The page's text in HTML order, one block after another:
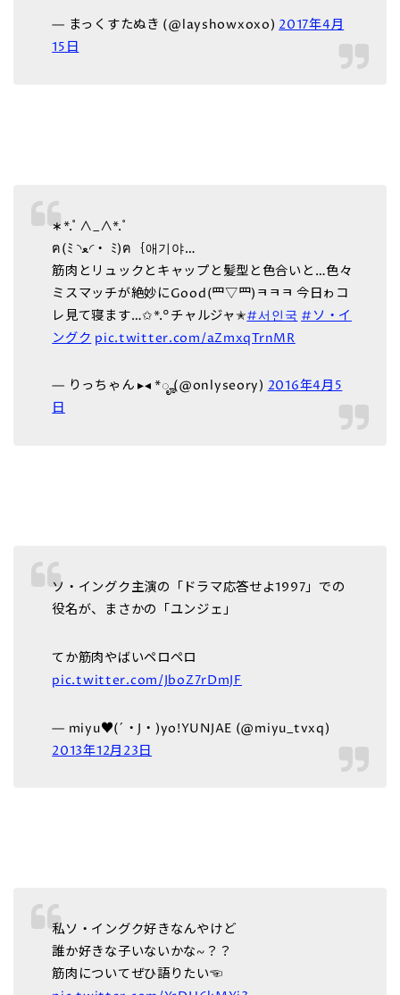
— まっくすたぬき (@layshowxoxo)2017年4月
15日
∗*.ﾟ∧_∧*.ﾟ
ฅ(ﾐ ◝ﻌ◜‧ ﾐ)ฅ｛애기야…
筋肉とリュックとキャップと髪型と色合いと…色々
ミスマッチが絶妙にGood(罒▽罒)ㅋㅋㅋ 今日ゎコ
レ見て寝ます…✩*.°チャルジャ✭#서인국 #ソ・イ
ングク pic.twitter.com/aZmxqTrnMR
— りっちゃん ▸◂ *ೄ (@onlyseory)2016年4月5
日
ソ・イングク主演の「ドラマ応答せよ1997」での
役名が、まさかの「ユンジェ」
てか筋肉やばいペロペロ
pic.twitter.com/JboZ7rDmJF
— miyu♥(´・J・)yo!YUNJAE (@miyu_tvxq)
2013年12月23日
私ソ・イングク好きなんやけど
誰か好きな子いないかな~？？
筋肉についてぜひ語りたい☜